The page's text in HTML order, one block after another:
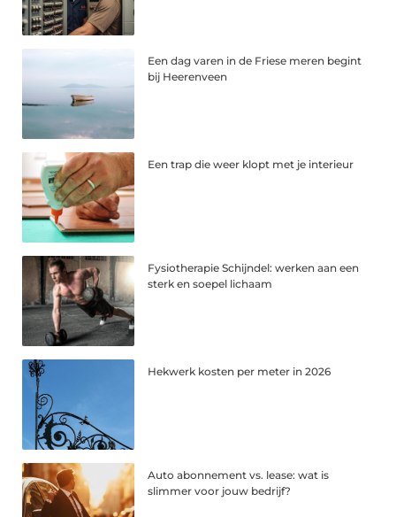
Een dag varen in de Friese meren begint
bij Heerenveen
Een trap die weer klopt met je interieur
Fysiotherapie Schijndel: werken aan een
sterk en soepel lichaam
Hekwerk kosten per meter in 2026
Auto abonnement vs. lease: wat is
slimmer voor jouw bedrijf?